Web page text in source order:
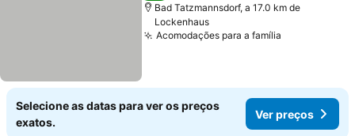
Bad Tatzmannsdorf, a 17.0 km de
Lockenhaus
Acomodações para a família
Selecione as datas para ver os preços
exatos.
Ver preços